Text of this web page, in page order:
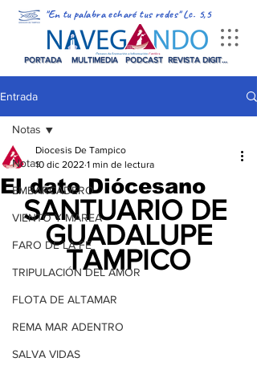
"En tu palabra echaré tus redes" Lc. 5,5
PORTADA MULTIMEDIA PODCAST REVISTA DIGITAL
Entrada
Notas
EMBARCADERO
VIENTO Y MAREA
FARO DE LA FE
TRIPULACIÓN DEL AMOR
FLOTA DE ALTAMAR
REMA MAR ADENTRO
SALVA VIDAS
Notas
El dato Diócesano
Diocesis De Tampico
10 dic 2022 1 min de lectura
SANTUARIO DE
GUADALUPE
TAMPICO